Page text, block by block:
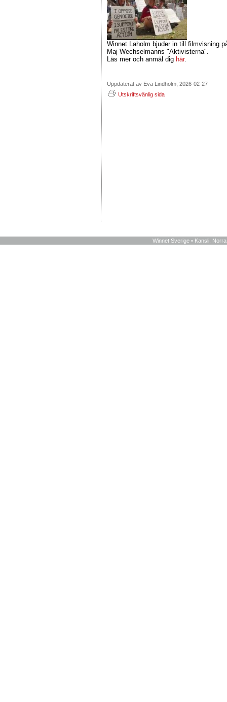
Winnet Laholm bjuder in till filmvisning
Maj Wechselmanns "Aktivisterna".
Läs mer och anmäl dig här.
Uppdaterat av Eva Lindholm, 2026-02-27
Utskriftsvänlig sida
Winnet Sverige • Kansli: